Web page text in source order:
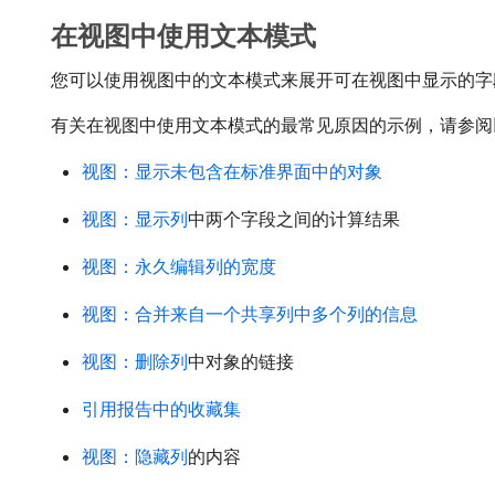
在视图中使用文本模式
您可以使用视图中的文本模式来展开可在视图中显示的字
有关在视图中使用文本模式的最常见原因的示例，请参阅
视图：显示未包含在标准界面中的对象
视图：显示列中两个字段之间的计算结果
视图：永久编辑列的宽度
视图：合并来自一个共享列中多个列的信息
视图：删除列中对象的链接
引用报告中的收藏集
视图：隐藏列的内容